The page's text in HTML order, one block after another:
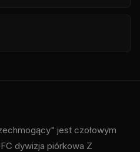
jest czołowym
dywizja piórkowa Z